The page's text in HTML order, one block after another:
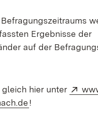
Ergebnisse der
auf der
hier unter
(Öffnet in neuem
!